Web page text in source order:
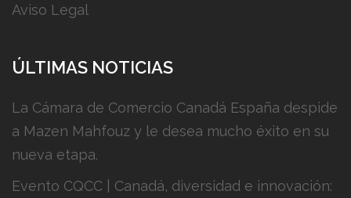
Aviso Legal
ÚLTIMAS NOTICIAS
La Cámara de Comercio Canadá España despide
a Mazen Mahfouz y le desea mucho éxito en su
nueva etapa.
Evento CQCC | Canadá, diversidad e innovación: